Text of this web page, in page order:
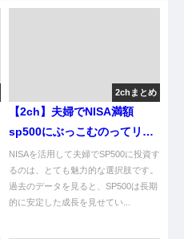
2chまとめ
【2ch】夫婦でNISA満額
sp500にぶっこむのってリス
ク高すぎ？
NISAを活用して夫婦でSP500に投資す
るのは、とても魅力的な選択肢です。
過去のデータを見ると、SP500は長期
的に安定した成長を見せてい...